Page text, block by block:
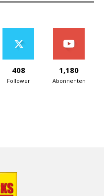
408
Follower
1,180
Abonnenten